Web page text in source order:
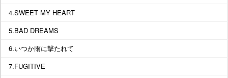
4.SWEET MY HEART
5.BAD DREAMS
6.いつか雨に撃たれて
7.FUGITIVE